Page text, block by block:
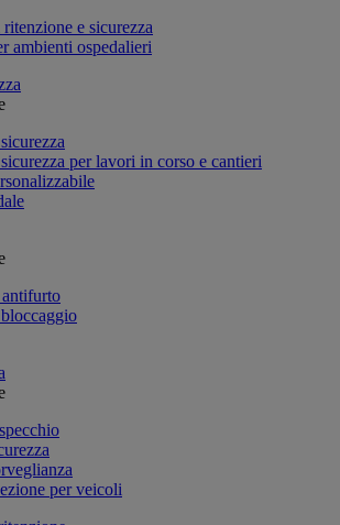
e sicurezza
ambienti ospedalieri
per lavori in corso e cantieri
antifurto
per veicoli